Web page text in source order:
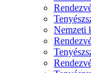
Nemzeti